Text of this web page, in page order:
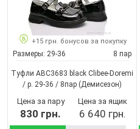
+15 грн. бонусов за покупку
Размеры: 29-36 8 пар
Туфли ABC3683 black Clibee-Doremi
/ p. 29-36 / 8пар (Демисезон)
Цена за пару
830 грн.
Цена за ящик
6 640 грн.